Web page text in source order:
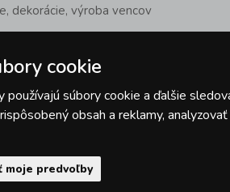
dekorácie, výroba vencov
balení a vôníČajových sviečok
, ponúkame aj veľký výber
sviečok
v rôznych tvaroch a
sviečky na oslavu alebo
Nezabudnite na
sviečky vhodné na výrobu vlastných
cookie
súbory cookie a ďalšie
obsah a reklamy,
moje predvoľby